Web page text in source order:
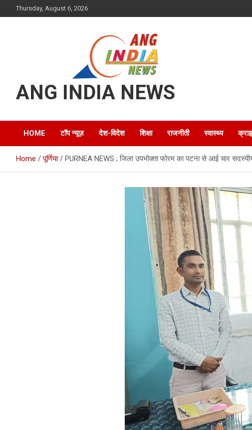
to
Thursday, August 6, 2026
ANG INDIA NEWS
HOME टॉप न्यूज़ देश-विदेश शिक्षा राजनीती स्वास्थ्य
Home पूर्णिया PURNEA NEWS ; जिला उपभोक्ता फोरम का पटना से आई चार सदस्यीय